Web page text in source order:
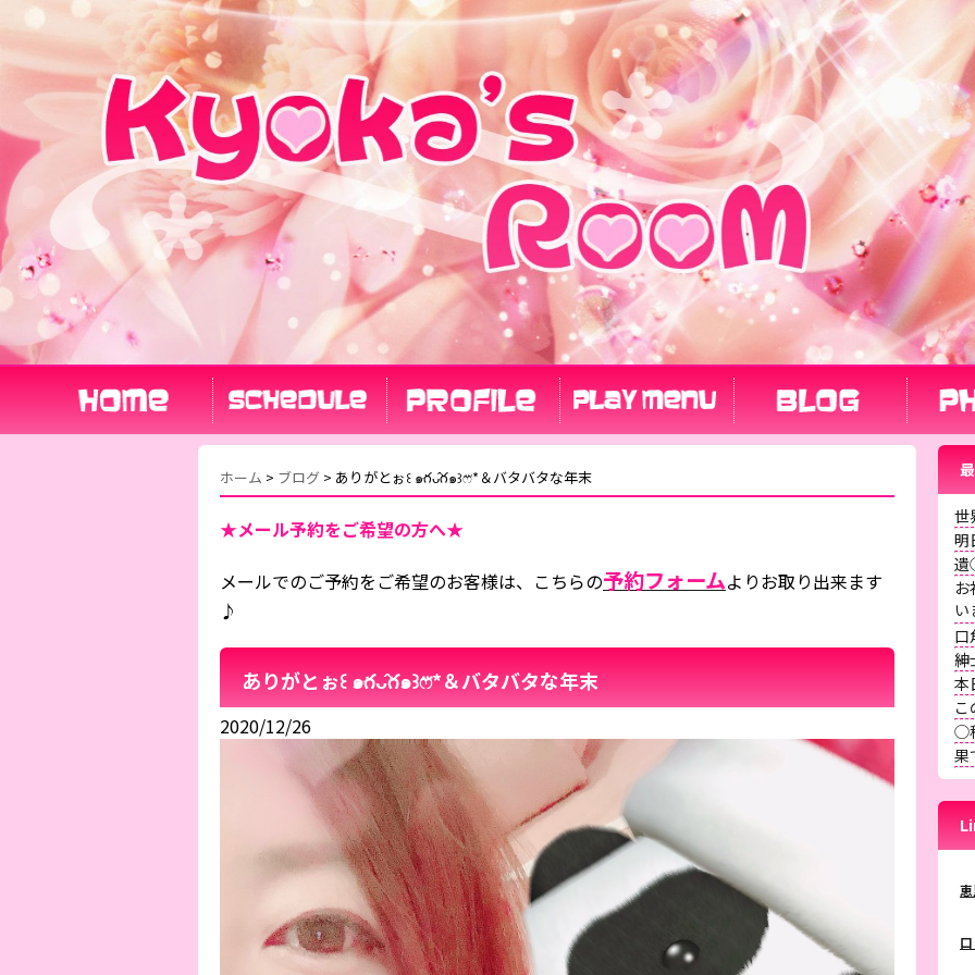
ホーム > ブログ > ありがとぉ꒰ ๑ּగᴗ̂గ๑꒱ෆ⃛*＆バタバタな年末
★メール予約をご希望の方へ★
メールでのご予約をご希望のお客様は、こちらの予約フォームよりお取り出来ます
♪
ありがとぉ꒰ ๑ּగᴗ̂గ๑꒱ෆ⃛*＆バタバタな年末
2020/12/26
世
明
遺
口
紳
本
◯
果